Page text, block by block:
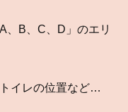
、B、C、D」のエリ
イレの位置など…